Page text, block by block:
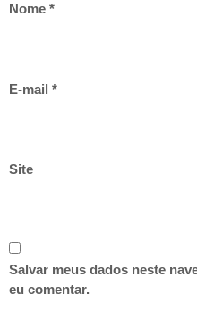
Nome *
E-mail *
Site
Salvar meus dados neste
eu comentar.